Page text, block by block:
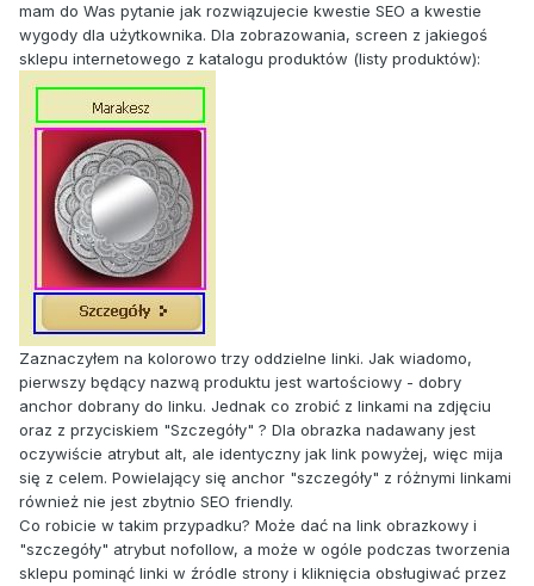
mam do Was pytanie jak rozwiązujecie kwestie SEO a kwestie
wygody dla użytkownika. Dla zobrazowania, screen z jakiegoś
sklepu internetowego z katalogu produktów (listy produktów):
Zaznaczyłem na kolorowo trzy oddzielne linki. Jak wiadomo,
pierwszy będący nazwą produktu jest wartościowy - dobry
anchor dobrany do linku. Jednak co zrobić z linkami na zdjęciu
oraz z przyciskiem "Szczegóły" ? Dla obrazka nadawany jest
oczywiście atrybut alt, ale identyczny jak link powyżej, więc mija
się z celem. Powielający się anchor "szczegóły" z różnymi linkami
również nie jest zbytnio SEO friendly.
Co robicie w takim przypadku? Może dać na link obrazkowy i
"szczegóły" atrybut nofollow, a może w ogóle podczas tworzenia
sklepu pominąć linki w źródle strony i kliknięcia obsługiwać przez